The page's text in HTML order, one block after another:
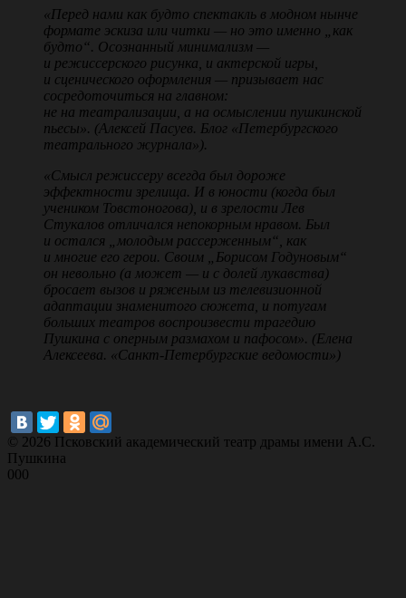
«Перед нами как будто спектакль в модном нынче
формате эскиза или читки — но это именно „как
будто“. Осознанный минимализм —
и режиссерского рисунка, и актерской игры,
и сценического оформления — призывает нас
сосредоточиться на главном:
не на театрализации, а на осмыслении пушкинской
пьесы». (Алексей Пасуев. Блог «Петербургского
театрального журнала»).
«Смысл режиссеру всегда был дороже
эффектности зрелища. И в юности (когда был
учеником Товстоногова), и в зрелости Лев
Стукалов отличался непокорным нравом. Был
и остался „молодым рассерженным“, как
и многие его герои. Своим „Борисом Годуновым“
он невольно (а может — и с долей лукавства)
бросает вызов и ряженым из телевизионной
адаптации знаменитого сюжета, и потугам
больших театров воспроизвести трагедию
Пушкина с оперным размахом и пафосом». (Елена
Алексеева. «Санкт-Петербургские ведомости»)
© 2026 Псковский академический театр драмы имени А.С.
Пушкина
000